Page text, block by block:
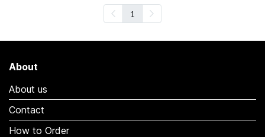
1
About
About us
Contact
How to Order